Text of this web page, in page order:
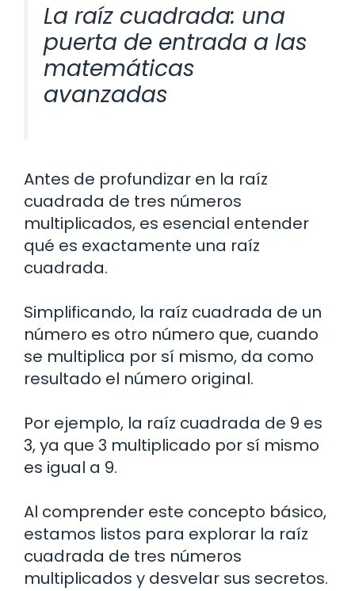
La raíz cuadrada: una
puerta de entrada a las
matemáticas
avanzadas
Antes de profundizar en la raíz
cuadrada de tres números
multiplicados, es esencial entender
qué es exactamente una raíz
cuadrada.
Simplificando, la raíz cuadrada de un
número es otro número que, cuando
se multiplica por sí mismo, da como
resultado el número original.
Por ejemplo, la raíz cuadrada de 9 es
3, ya que 3 multiplicado por sí mismo
es igual a 9.
Al comprender este concepto básico,
estamos listos para explorar la raíz
cuadrada de tres números
multiplicados y desvelar sus secretos.